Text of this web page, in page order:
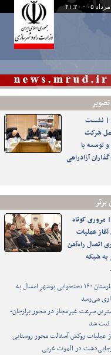
| نشست
شرکت
توسعه با
آزادراهی
مروری کوتاه
آغاز عملیات
اتصال راه‌آهن
به شبکه
بیمارستان ۱۶۰ تختخوابی بوشهر امسال به
می‌رسد
سرعت غیرمجاز در محور برازجان-
شد
عملیات روکش آسفالت محور روستایی
در الموت غربی